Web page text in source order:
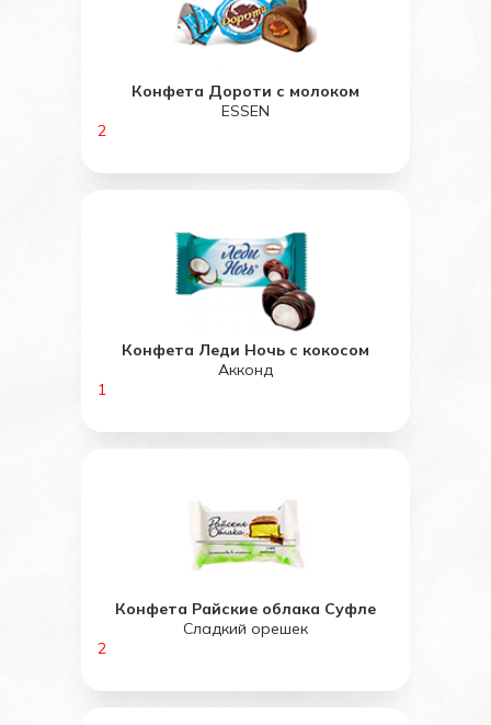
Конфета Дороти с молоком
ESSEN
2
Конфета Леди Ночь с кокосом
Акконд
1
Конфета Райские облака Суфле
Сладкий орешек
2